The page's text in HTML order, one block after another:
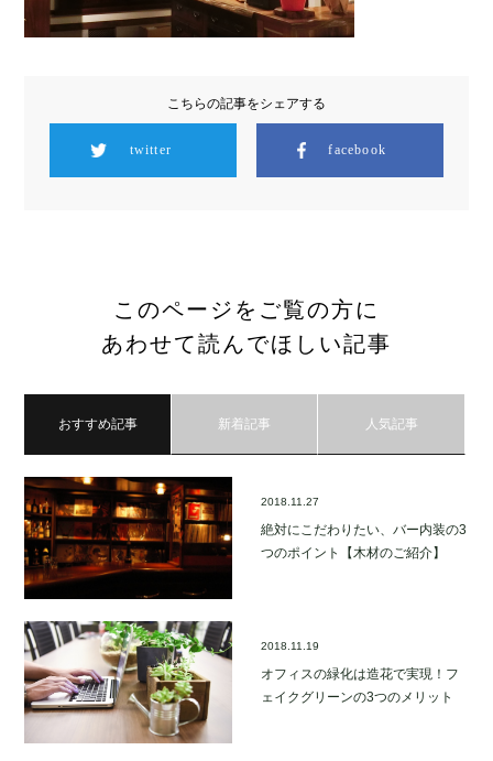
こちらの記事をシェアする
twitter facebook
このページをご覧の方に
あわせて読んでほしい記事
おすすめ記事 新着記事 人気記事
2018.11.27
絶対にこだわりたい、バー内装の3
つのポイント【木材のご紹介】
2018.11.19
オフィスの緑化は造花で実現！フ
ェイクグリーンの3つのメリット